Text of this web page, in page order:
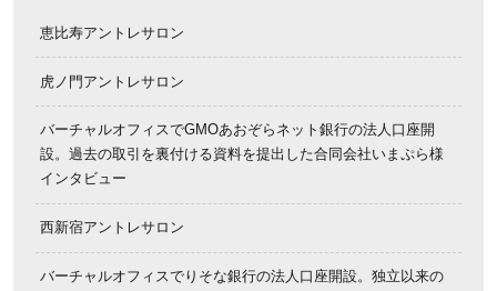
恵比寿アントレサロン
虎ノ門アントレサロン
バーチャルオフィスでGMOあおぞらネット銀行の法人口座開
設。過去の取引を裏付ける資料を提出した合同会社いまぷら様
インタビュー
西新宿アントレサロン
バーチャルオフィスでりそな銀行の法人口座開設。独立以来の